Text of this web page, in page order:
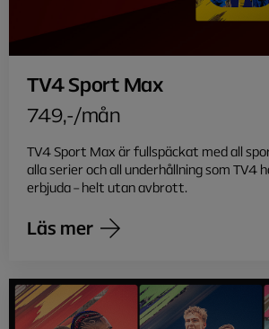
TV4 Sport Max
749,-/mån
TV4 Sport Max är fullspäckat med all
alla serier och all underhållning som TV4
erbjuda – helt utan avbrott.
Läs mer